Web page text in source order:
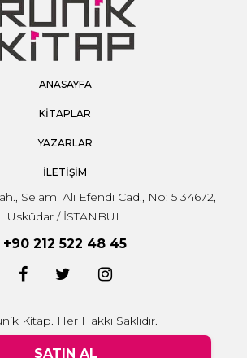
SATIN AL
ANASAYFA
KİTAPLAR
YAZARLAR
İLETİŞİM
Selami Ali Efendi Cad., No: 5 34672,
Üsküdar / İSTANBUL
+90 212 522 48 45
Kitap. Her Hakkı Saklıdır.